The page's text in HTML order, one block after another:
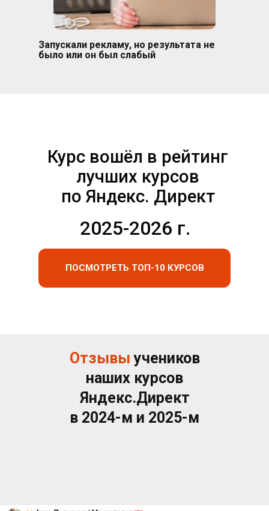
Запускали рекламу, но результата не
было или он был слабый
Курс вошёл в рейтинг
лучших курсов
по Яндекс. Директ
2025-2026 г.
ПОСМОТРЕТЬ ТОП-10 КУРСОВ
Отзывы учеников
наших курсов
Яндекс.Директ
в 2024-м и 2025-м